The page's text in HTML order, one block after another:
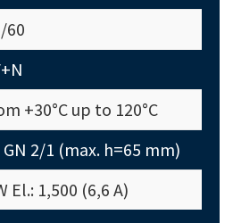
60
+30°C up to 120°C
GN 2/1 (max. h=65 mm)
El.: 1,500 (6,6 A)